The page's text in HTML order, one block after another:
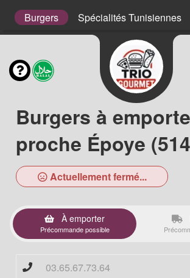
Burgers Spécialités Tunisiennes
Burgers à
proche Époye
Actuellement fermé...
À emporter
Précommande possible
03.65.67.73.64